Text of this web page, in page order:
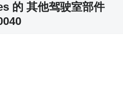
的 其他驾驶室部件